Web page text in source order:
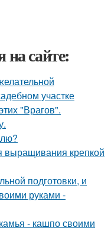
на сайте:
участке
"Врагов".
выращивания крепкой
подготовки, и
руками -
- кашпо своими